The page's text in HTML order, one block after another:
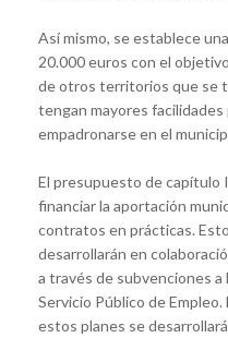
Así mismo, se establece
20.000 euros con el
de otros territorios que se
tengan mayores facilidades
empadronarse en el
El presupuesto de capítulo
financiar la aportación
contratos en prácticas.
desarrollarán en
a través de subvenciones
Servicio Público de
estos planes se